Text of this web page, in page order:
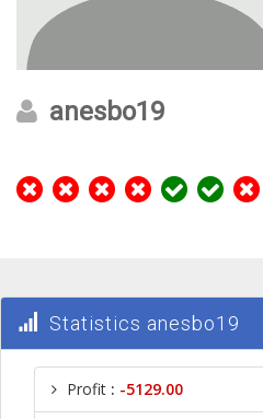
anesbo19
Statistics anesbo19
Profit : -5129.00